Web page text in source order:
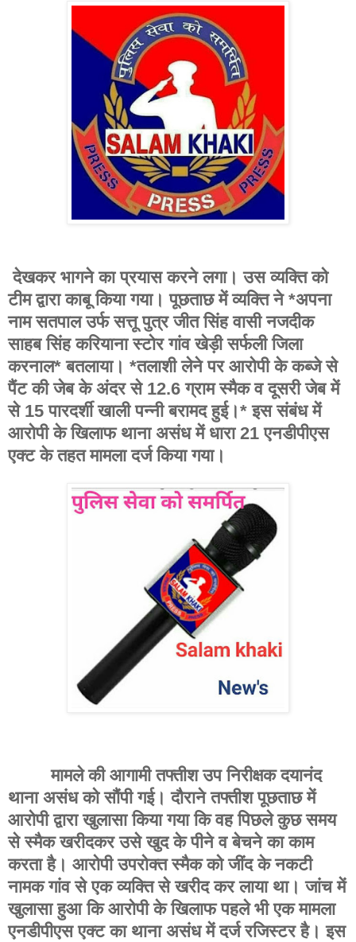
देखकर भागने का प्रयास करने लगा। उस व्यक्ति को
टीम द्वारा काबू किया गया। पूछताछ में व्यक्ति ने *अपना
नाम सतपाल उर्फ सत्तू पुत्र जीत सिंह वासी नजदीक
साहब सिंह करियाना स्टोर गांव खेड़ी सर्फली जिला
करनाल* बतलाया। *तलाशी लेने पर आरोपी के कब्जे से
पैंट की जेब के अंदर से 12.6 ग्राम स्मैक व दूसरी जेब में
से 15 पारदर्शी खाली पन्नी बरामद हुई।* इस संबंध में
आरोपी के खिलाफ थाना असंध में धारा 21 एनडीपीएस
एक्ट के तहत मामला दर्ज किया गया।
मामले की आगामी तफ्तीश उप निरीक्षक दयानंद
थाना असंध को सौंपी गई। दौराने तफ्तीश पूछताछ में
आरोपी द्वारा खुलासा किया गया कि वह पिछले कुछ समय
से स्मैक खरीदकर उसे खुद के पीने व बेचने का काम
करता है। आरोपी उपरोक्त स्मैक को जींद के नकटी
नामक गांव से एक व्यक्ति से खरीद कर लाया था। जांच में
खुलासा हुआ कि आरोपी के खिलाफ पहले भी एक मामला
एनडीपीएस एक्ट का थाना असंध में दर्ज रजिस्टर है। इस